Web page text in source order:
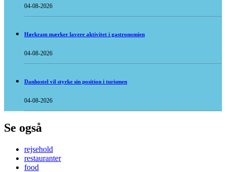
04-08-2026
Hørkram mærker lavere aktivitet i gastronomien
04-08-2026
Danhostel vil styrke sin position i turismen
04-08-2026
Se også
rejsehold
restauranter
food